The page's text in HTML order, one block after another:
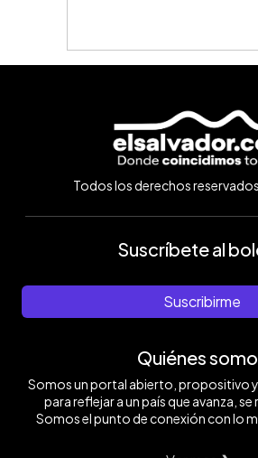
Todos los derechos
Suscríbete al
Suscribirme
Quiénes
Somos un portal abierto, propositivo
para reflejar a un país que avanza, se
Somos el punto de conexión con lo